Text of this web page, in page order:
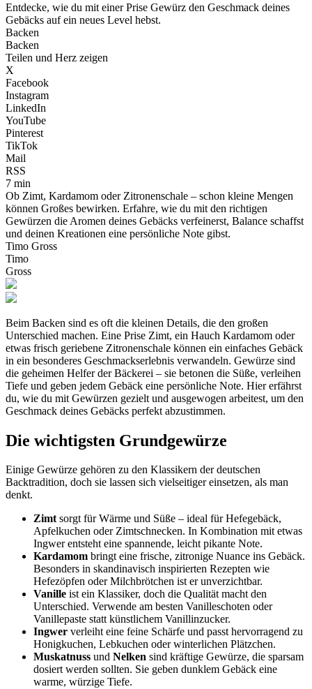
Entdecke, wie du mit einer Prise Gewürz den Geschmack deines
Gebäcks auf ein neues Level hebst.
Backen
Backen
Teilen und Herz zeigen
X
Facebook
Instagram
LinkedIn
YouTube
Pinterest
TikTok
Mail
RSS
7 min
Ob Zimt, Kardamom oder Zitronenschale – schon kleine Mengen
können Großes bewirken. Erfahre, wie du mit den richtigen
Gewürzen die Aromen deines Gebäcks verfeinerst, Balance schaffst
und deinen Kreationen eine persönliche Note gibst.
Timo Gross
Timo
Gross
Beim Backen sind es oft die kleinen Details, die den großen
Unterschied machen. Eine Prise Zimt, ein Hauch Kardamom oder
etwas frisch geriebene Zitronenschale können ein einfaches Gebäck
in ein besonderes Geschmackserlebnis verwandeln. Gewürze sind
die geheimen Helfer der Bäckerei – sie betonen die Süße, verleihen
Tiefe und geben jedem Gebäck eine persönliche Note. Hier erfährst
du, wie du mit Gewürzen gezielt und ausgewogen arbeitest, um den
Geschmack deines Gebäcks perfekt abzustimmen.
Die wichtigsten Grundgewürze
Einige Gewürze gehören zu den Klassikern der deutschen
Backtradition, doch sie lassen sich vielseitiger einsetzen, als man
denkt.
Zimtsorgt für Wärme und Süße – ideal für Hefegebäck,
Apfelkuchen oder Zimtschnecken. In Kombination mit etwas
Ingwer entsteht eine spannende, leicht pikante Note.
Kardamom bringt eine frische, zitronige Nuance ins Gebäck.
Besonders in skandinavisch inspirierten Rezepten wie
Hefezöpfen oder Milchbrötchen ist er unverzichtbar.
Vanille ist ein Klassiker, doch die Qualität macht den
Unterschied. Verwende am besten Vanilleschoten oder
Vanillepaste statt künstlichem Vanillinzucker.
Ingwer verleiht eine feine Schärfe und passt hervorragend zu
Honigkuchen, Lebkuchen oder winterlichen Plätzchen.
Muskatnuss und Nelken sind kräftige Gewürze, die sparsam
dosiert werden sollten. Sie geben dunklem Gebäck eine
warme, würzige Tiefe.